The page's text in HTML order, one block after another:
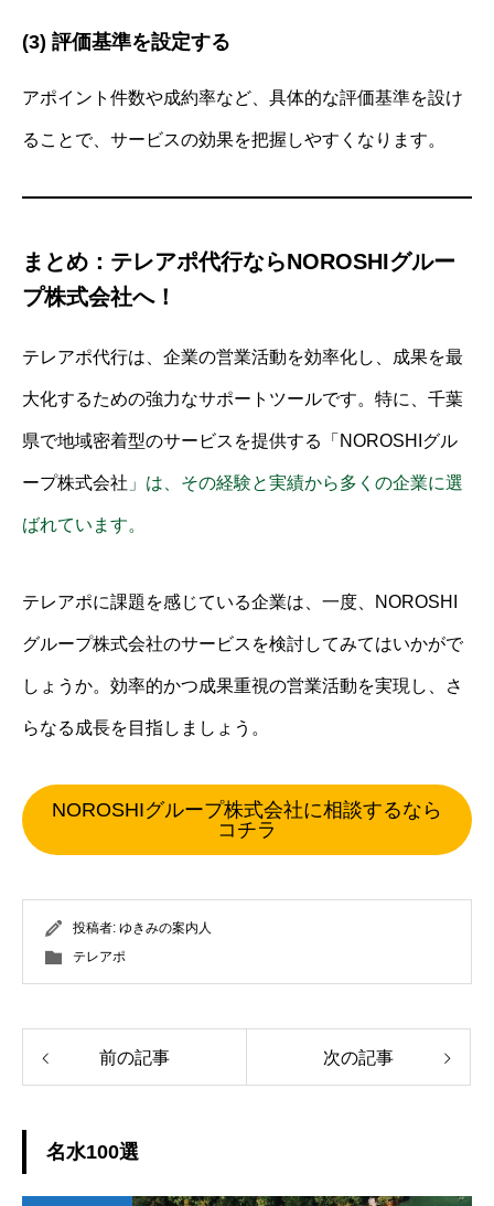
(3) 評価基準を設定する
アポイント件数や成約率など、具体的な評価基準を設け
ることで、サービスの効果を把握しやすくなります。
まとめ：テレアポ代行ならNOROSHIグルー
プ株式会社へ！
テレアポ代行は、企業の営業活動を効率化し、成果を最
大化するための強力なサポートツールです。特に、千葉
県で地域密着型のサービスを提供する「NOROSHIグル
ープ株式会社 」は、その経験と実績から多くの企業に選
ばれています。
テレアポに課題を感じている企業は、一度、NOROSHI
グループ株式会社のサービスを検討してみてはいかがで
しょうか。効率的かつ成果重視の営業活動を実現し、さ
らなる成長を目指しましょう。
NOROSHIグループ株式会社に相談するなら
コチラ
投稿者: ゆきみの案内人
テレアポ
前の記事 次の記事
名水100選